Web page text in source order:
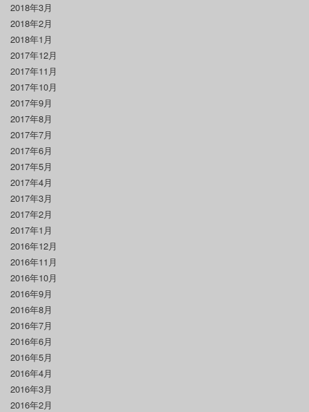
2018年3月
2018年2月
2018年1月
2017年12月
2017年11月
2017年10月
2017年9月
2017年8月
2017年7月
2017年6月
2017年5月
2017年4月
2017年3月
2017年2月
2017年1月
2016年12月
2016年11月
2016年10月
2016年9月
2016年8月
2016年7月
2016年6月
2016年5月
2016年4月
2016年3月
2016年2月